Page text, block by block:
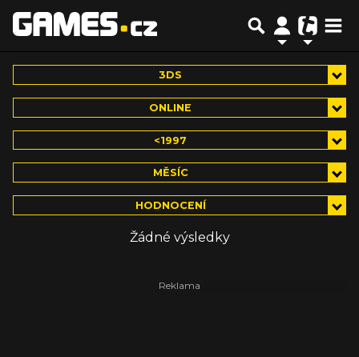
3DS
ONLINE
<1997
MĚSÍC
HODNOCENÍ
Žádné výsledky